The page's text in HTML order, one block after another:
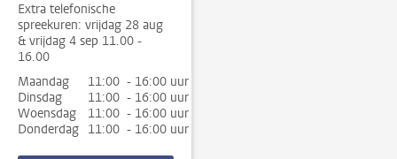
Extra telefonische
spreekuren: vrijdag 28 aug
& vrijdag 4 sep 11.00 -
16.00
Maandag
11:00 - 16:00 uur
Dinsdag
11:00 - 16:00 uur
Woensdag
11:00 - 16:00 uur
Donderdag 11:00 - 16:00 uur